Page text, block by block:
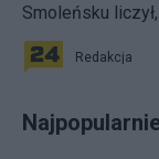
Smoleńsku
Redakcja